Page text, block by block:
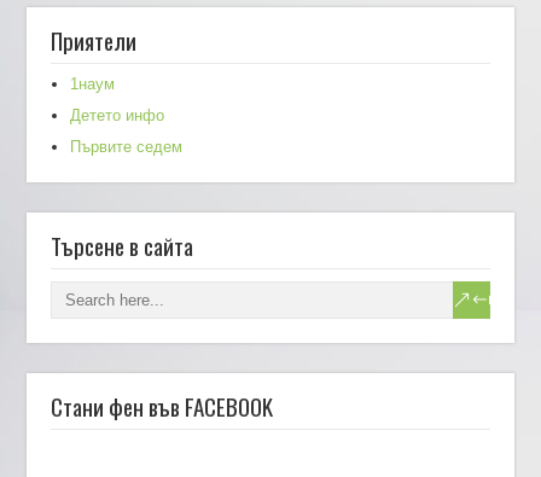
Приятели
1наум
Детето инфо
Първите седем
Търсене в сайта
Стани фен във FACEBOOK